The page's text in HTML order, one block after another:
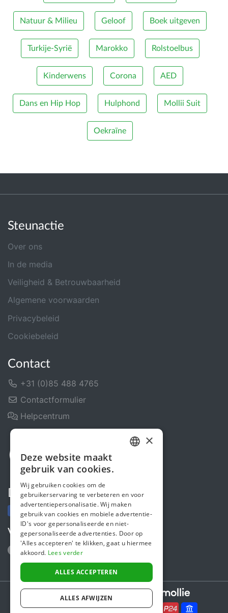
Natuur & Milieu Geloof Boek uitgeven
Turkije-Syrië Marokko Rolstoelbus
Kinderwens Corona AED
Dans en Hip Hop Hulphond Mollii Suit
Oekraïne
Steunactie
Over ons
In de media
Veiligheid & Betrouwbaarheid
Algemene voorwaarden
Privacybeleid
Cookiebeleid
Contact
+31 (0)85 488 4765
Contactformulier
Helpcentrum
Deel ons
Volg ons
Secure payments powered by
ENGLISH
×
Deze website maakt
gebruik van cookies.
Wij gebruiken cookies om de
gebruikerservaring te verbeteren en voor
advertentiepersonalisatie. Wij maken
gebruik van cookies en mobiele advertentie-
ID's voor gepersonaliseerde en niet-
gepersonaliseerde advertenties. Door op
'Alles accepteren' te klikken, gaat u hiermee
akkoord. Lees verder
ALLES ACCEPTEREN
ALLES AFWIJZEN